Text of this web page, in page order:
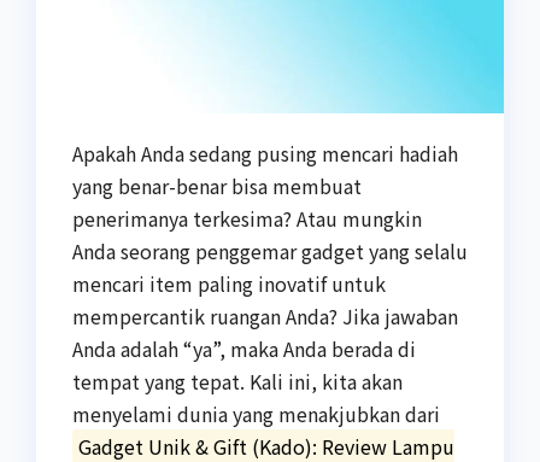
Apakah Anda sedang pusing mencari hadiah
yang benar-benar bisa membuat
penerimanya terkesima? Atau mungkin
Anda seorang penggemar gadget yang selalu
mencari item paling inovatif untuk
mempercantik ruangan Anda? Jika jawaban
Anda adalah “ya”, maka Anda berada di
tempat yang tepat. Kali ini, kita akan
menyelami dunia yang menakjubkan dari
Gadget Unik & Gift (Kado): Review Lampu